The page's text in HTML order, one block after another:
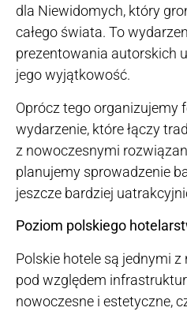
dla Niewidomych, który
całego świata. To
prezentowania autorskich
jego wyjątkowość.
Oprócz tego organizujemy
wydarzenie, które łączy
z nowoczesnymi
planujemy sprowadzenie
jeszcze bardziej
Poziom polskiego
Polskie hotele są jednymi
pod względem
nowoczesne i estetyczne,